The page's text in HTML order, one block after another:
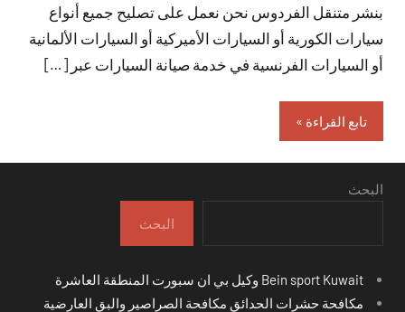
تعليقات
بنشر متنقل الفردوس نحن نعمل على تصليح جميع أنواع
سيارات الكورية أو السيارات الأميركية أو السيارات الألمانية
أو السيارات الفرنسية في خدمة صيانة السيارات عبر […]
تابع القراءة
البحث
البحث
مكافحة حشرات الحدائق مكافحة الصراصير والبق العارضية